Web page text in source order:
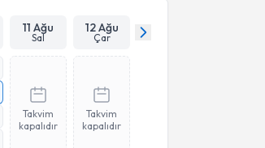
11 Ağu
Sal
12 Ağu
Çar
Takvim
kapalıdır
Takvim
kapalıdır